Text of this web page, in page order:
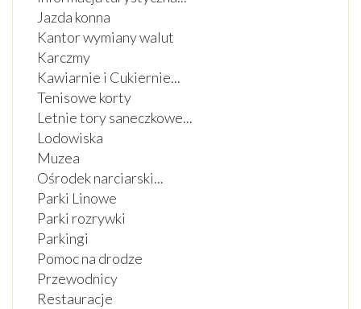
Jazda konna
Kantor wymiany walut
Karczmy
Kawiarnie i Cukiernie...
Tenisowe korty
Letnie tory saneczkowe...
Lodowiska
Muzea
Ośrodek narciarski...
Parki Linowe
Parki rozrywki
Parkingi
Pomoc na drodze
Przewodnicy
Restauracje